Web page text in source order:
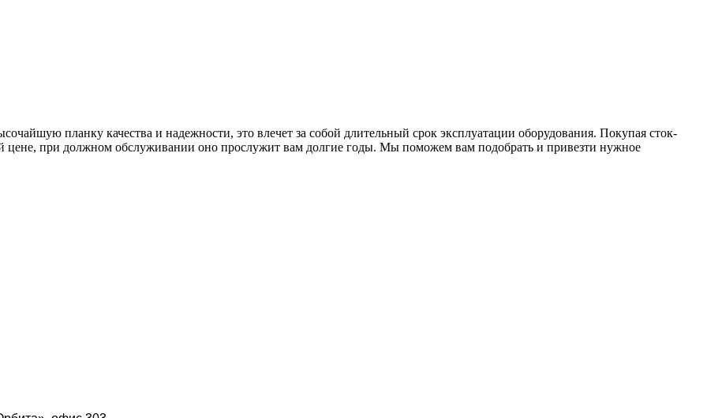
планку качества и надежности, это влечет за собой длительный срок эксплуатации оборудования. Покупая сток-
цене, при должном обслуживании оно прослужит вам долгие годы. Мы поможем вам подобрать и привезти нужное